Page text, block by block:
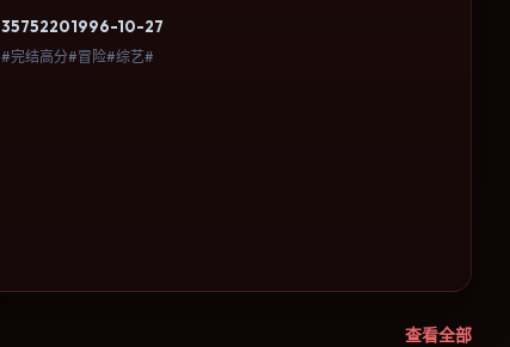
一次冲突都会改写角色之间的信任边界。内容聚焦人物选择与情节
推进，节奏与视听语言统一，可作为休闲观影或类型片补片的选
35752201996-10-27
#完结高分#冒险#综艺#
查看全部